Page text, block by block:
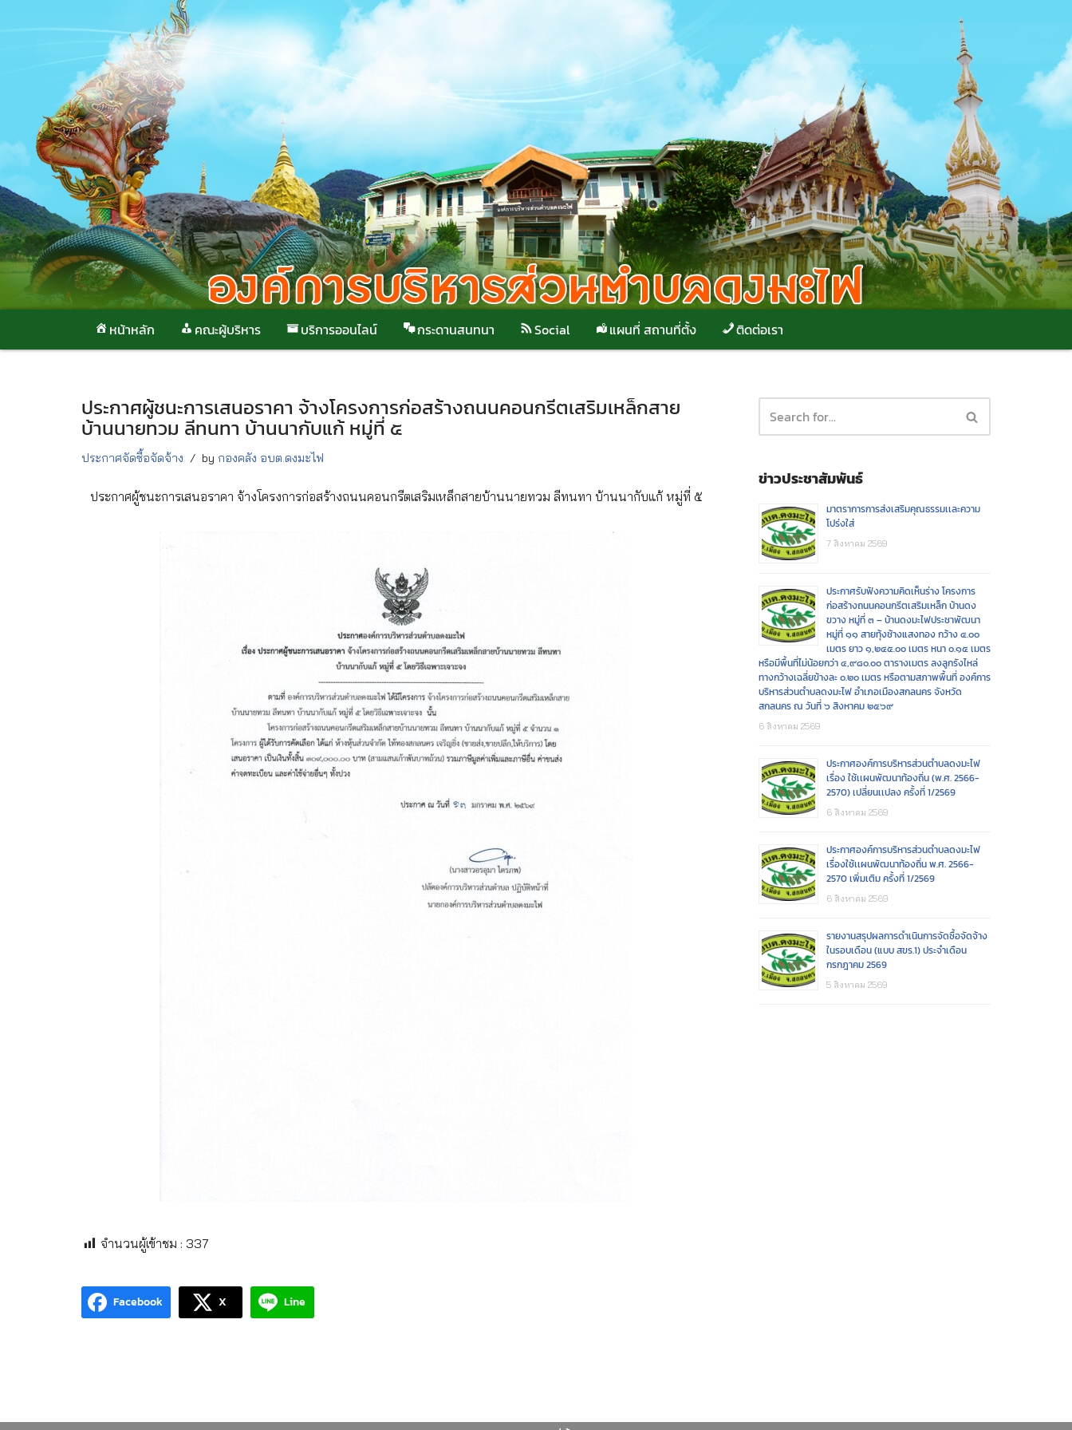
หน้าหลัก คณะผู้บริหาร บริการออนไลน์ กระดานสนทนา Social แผนที่ สถานที่ตั้ง ติดต่อเรา
ประกาศผู้ชนะการเสนอราคา จ้างโครงการก่อสร้างถนนคอนกรีตเสริมเหล็กสาย
บ้านนายทวม ลีทนทา บ้านนากับแก้ หมู่ที่ ๕
ประกาศจัดซื้อจัดจ้าง by กองคลัง อบต.ดงมะไฟ
ประกาศผู้ชนะการเสนอราคา จ้างโครงการก่อสร้างถนนคอนกรีตเสริมเหล็กสายบ้านนายทวม ลีทนทา บ้านนากับแก้ หมู่ที่ ๕
จำนวนผู้เข้าชม : 337
Facebook X Line
ข่าวประชาสัมพันธ์
มาตราการการส่งเสริมคุณธรรมเเละความ
โปร่งใส่
7 สิงหาคม 2569
ประกาศรับฟังความคิดเห็นร่าง โครงการ
ก่อสร้างถนนคอนกรีตเสริมเหล็ก บ้านดง
ขวาง หมู่ที่ ๓ – บ้านดงมะไฟประชาพัฒนา
หมู่ที่ ๑๑ สายทุ้งช้างแสงทอง กว้าง ๔.๐๐
เมตร ยาว ๑,๒๔๕.๐๐ เมตร หนา ๐.๑๕ เมตร
หรือมีพื้นที่ไม่น้อยกว่า ๔,๙๘๐.๐๐ ตารางเมตร ลงลูกรังไหล่
ทางกว้างเฉลี่ยข้างละ ๐.๒๐ เมตร หรือตามสภาพพื้นที่ องค์การ
บริหารส่วนตำบลดงมะไฟ อำเภอเมืองสกลนคร จังหวัด
สกลนคร ณ วันที่ ๖ สิงหาคม ๒๕๖๙
6 สิงหาคม 2569
ประกาศองค์การบริหารส่วนตำบลดงมะไฟ
เรื่อง ใช้เเผนพัฒนาท้องถิ่น (พ.ศ. 2566-
2570) เปลี่ยนเเปลง ครั้งที่ 1/2569
6 สิงหาคม 2569
ประกาศองค์การบริหารส่วนตำบลดงมะไฟ
เรื่องใช้เเผนพัฒนาท้องถิ่น พ.ศ. 2566-
2570 เพิ่มเติม ครั้งที่ 1/2569
6 สิงหาคม 2569
รายงานสรุปผลการดำเนินการจัดซื้อจัดจ้าง
ในรอบเดือน (แบบ สขร.1) ประจำเดือน
กรกฎาคม 2569
5 สิงหาคม 2569